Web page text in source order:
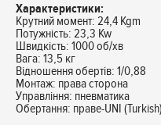
Характеристики:
Крутний момент: 24,4 Kgm
Потужність: 23,3 Kw
Швидкість: 1000 об/хв
Вага: 13,5 кг
Відношення обертів: 1/0,88
Монтаж: права сторона
Управління: пневматика
Обертання: праве-UNI